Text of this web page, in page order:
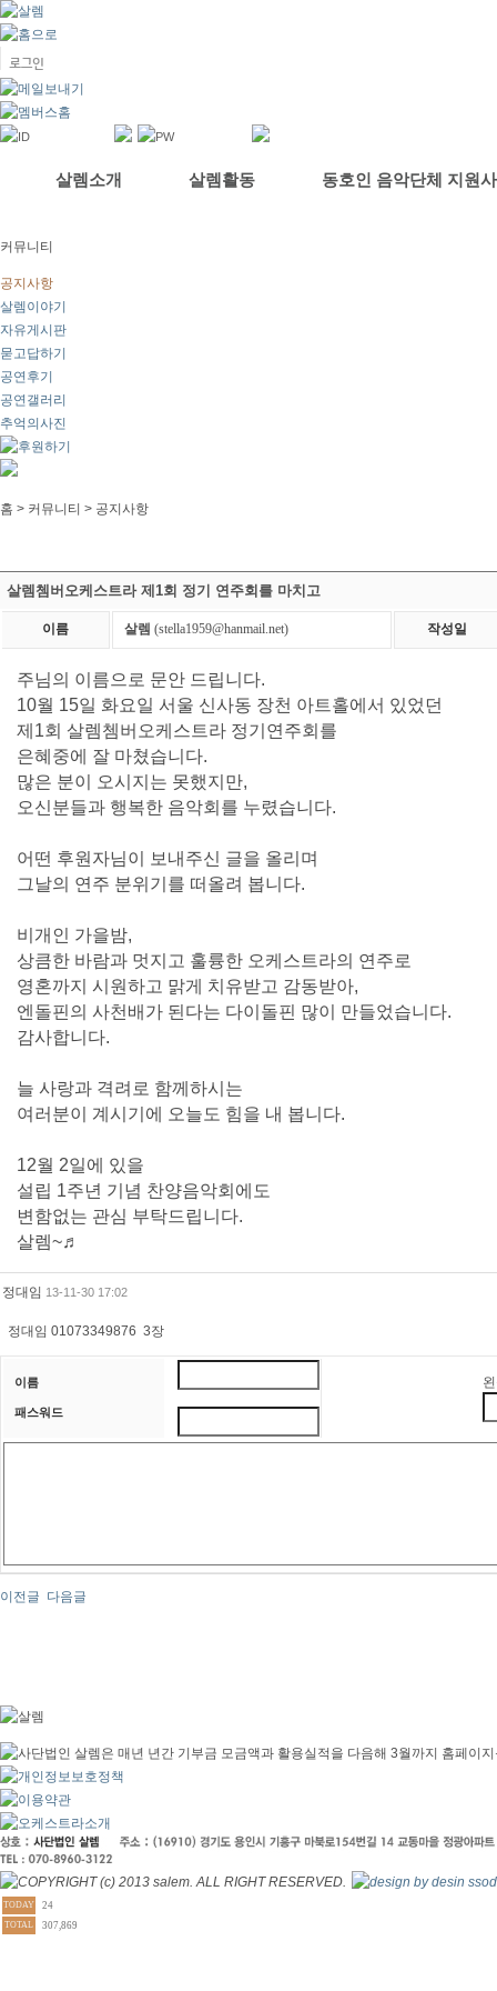
살렘소개 살렘활동 동호인 음악단체 지원
커뮤니티
공지사항
살렘이야기
자유게시판
묻고답하기
공연후기
공연갤러리
추억의사진
홈 > 커뮤니티 > 공지사항
살렘쳄버오케스트라 제1회 정기 연주회를 마치고
이름 살렘 (stella1959@hanmail.net) 작성일
주님의 이름으로 문안 드립니다.
10월 15일 화요일 서울 신사동 장천 아트홀에서 있었던
제1회 살렘쳄버오케스트라 정기연주회를
은혜중에 잘 마쳤습니다.
많은 분이 오시지는 못했지만,
오신분들과 행복한 음악회를 누렸습니다.
어떤 후원자님이 보내주신 글을 올리며
그날의 연주 분위기를 떠올려 봅니다.
비개인 가을밤,
상큼한 바람과 멋지고 훌륭한 오케스트라의 연주로
영혼까지 시원하고 맑게 치유받고 감동받아,
엔돌핀의 사천배가 된다는 다이돌핀 많이 만들었습니다.
감사합니다.
늘 사랑과 격려로 함께하시는
여러분이 계시기에 오늘도 힘을 내 봅니다.
12월 2일에 있을
설립 1주년 기념 찬양음악회에도
변함없는 관심 부탁드립니다.
살렘~♬
정대임 13-11-30 17:02
정대임 01073349876 3장
이름
패스워드
이전글 다음글
TODAY 24
TOTAL 307,869